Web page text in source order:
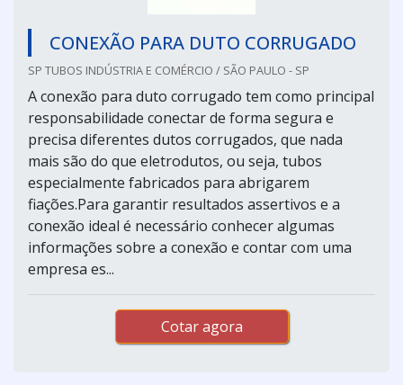
CONEXÃO PARA DUTO CORRUGADO
SP TUBOS INDÚSTRIA E COMÉRCIO / SÃO PAULO - SP
A conexão para duto corrugado tem como principal
responsabilidade conectar de forma segura e
precisa diferentes dutos corrugados, que nada
mais são do que eletrodutos, ou seja, tubos
especialmente fabricados para abrigarem
fiações.Para garantir resultados assertivos e a
conexão ideal é necessário conhecer algumas
informações sobre a conexão e contar com uma
empresa es...
Cotar agora